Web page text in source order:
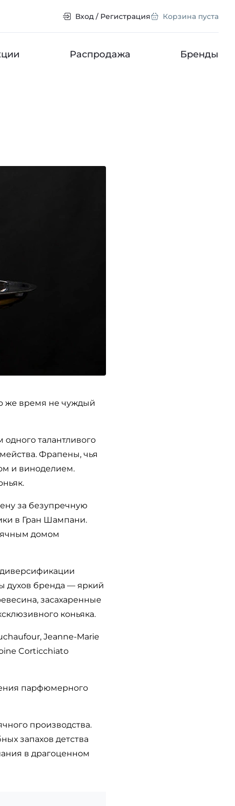
Вход / Регистрация Корзина пуста
Распродажа Бренды
же время не чуждый
талантливого
Фрапены, чья
и виноделием.
за безупречную
в Гран Шампани.
домом
духов бренда — яркий
засахаренные
коньяка.
Jeanne-Marie
Corticchiato
парфюмерного
производства.
запахов детства
в драгоценном